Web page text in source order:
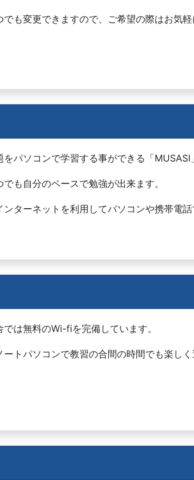
も変更できますので、ご希望の際はお気軽
パソコンで学習する事ができる「MUSASI
も自分のペースで勉強が出来ます。
ンターネットを利用してパソコンや携帯電
は無料のWi-fiを完備しています。
トパソコンで教習の合間の時間でも楽しく